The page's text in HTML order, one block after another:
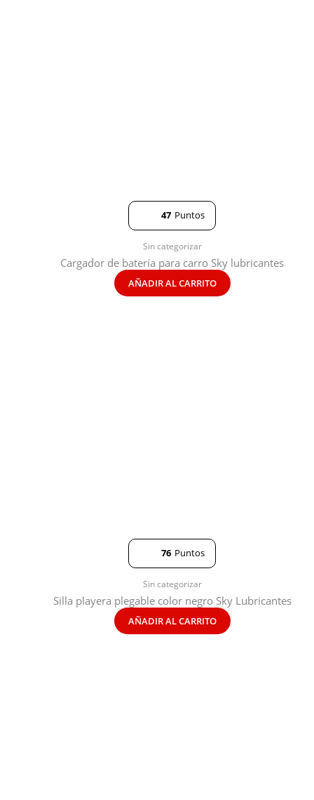
47 Puntos
Sin categorizar
Cargador de batería para carro Sky lubricantes
AÑADIR AL CARRITO
76 Puntos
Sin categorizar
Silla playera plegable color negro Sky Lubricantes
AÑADIR AL CARRITO